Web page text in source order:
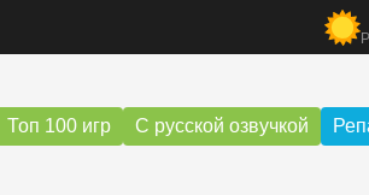
Топ 100 игр С русской озвучкой